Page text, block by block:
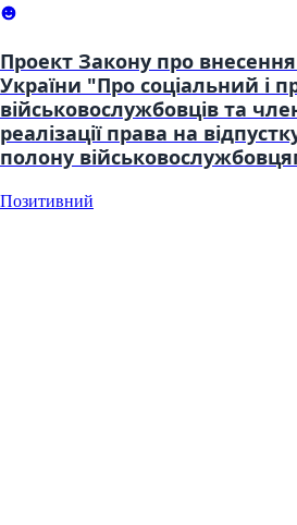
Проект Закону про
України "Про соціальний і
військовослужбовців та
реалізації права на
полону
Позитивний